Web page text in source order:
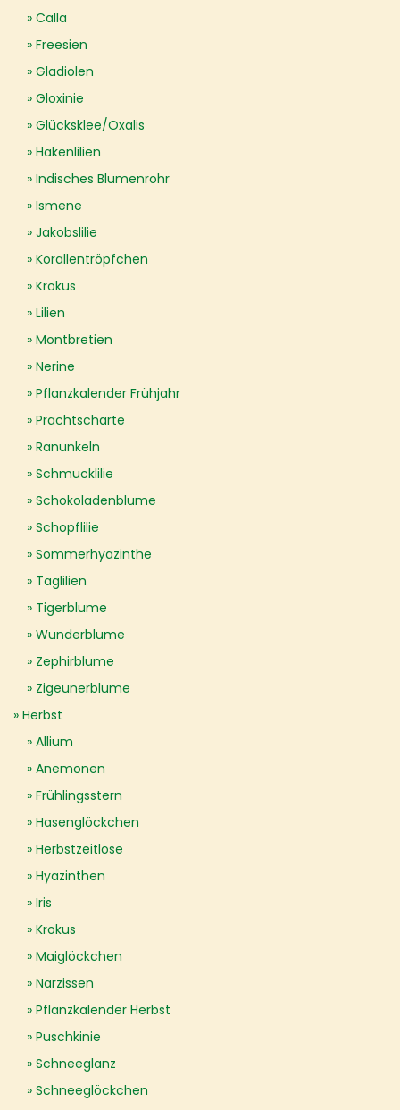
Calla
Freesien
Gladiolen
Gloxinie
Glücksklee/Oxalis
Hakenlilien
Indisches Blumenrohr
Ismene
Jakobslilie
Korallentröpfchen
Krokus
Lilien
Montbretien
Nerine
Pflanzkalender Frühjahr
Prachtscharte
Ranunkeln
Schmucklilie
Schokoladenblume
Schopflilie
Sommerhyazinthe
Taglilien
Tigerblume
Wunderblume
Zephirblume
Zigeunerblume
Herbst
Allium
Anemonen
Frühlingsstern
Hasenglöckchen
Herbstzeitlose
Hyazinthen
Iris
Krokus
Maiglöckchen
Narzissen
Pflanzkalender Herbst
Puschkinie
Schneeglanz
Schneeglöckchen